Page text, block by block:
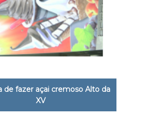
de fazer açai cremoso Alto da
XV